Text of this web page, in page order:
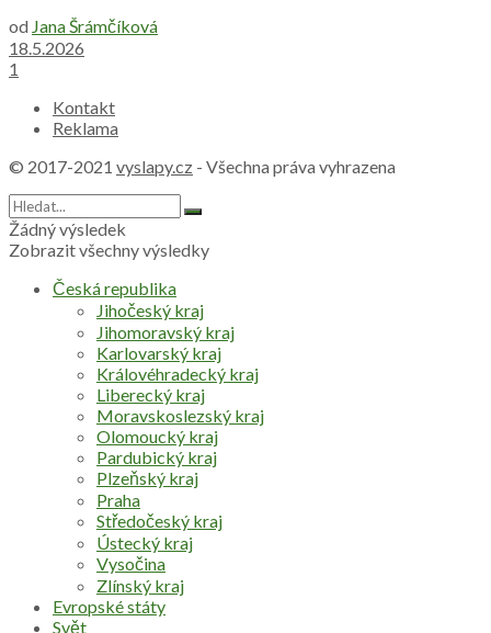
od Jana Šrámčíková
18.5.2026
1
Kontakt
Reklama
© 2017-2021 vyslapy.cz - Všechna práva vyhrazena
Žádný výsledek
Zobrazit všechny výsledky
Česká republika
Jihočeský kraj
Jihomoravský kraj
Karlovarský kraj
Královéhradecký kraj
Liberecký kraj
Moravskoslezský kraj
Olomoucký kraj
Pardubický kraj
Plzeňský kraj
Praha
Středočeský kraj
Ústecký kraj
Vysočina
Zlínský kraj
Evropské státy
Svět